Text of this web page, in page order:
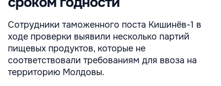
Сотрудники таможенного поста Кишинёв-1 в
ходе проверки выявили несколько партий
пищевых продуктов, которые не
соответствовали требованиям для ввоза на
территорию Молдовы.